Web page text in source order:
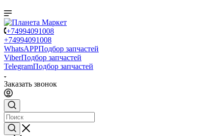
+74994091008
+74994091008
WhatsAPPПодбор запчастей
ViberПодбор запчастей
TelegramПодбор запчастей
Заказать звонок